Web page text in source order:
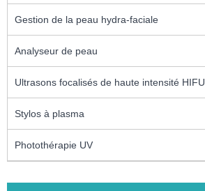
Gestion de la peau hydra-faciale
Analyseur de peau
Ultrasons focalisés de haute intensité HIFU
Stylos à plasma
Photothérapie UV